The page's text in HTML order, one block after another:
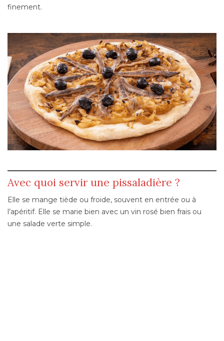
finement.
Avec quoi servir une pissaladière ?
Elle se mange tiède ou froide, souvent en entrée ou à
l’apéritif. Elle se marie bien avec un vin rosé bien frais ou
une salade verte simple.